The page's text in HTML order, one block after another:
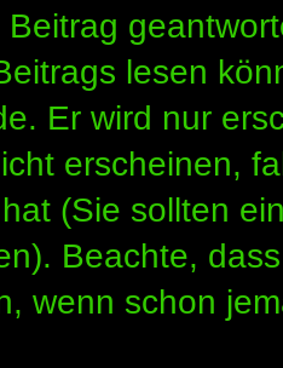
lesen
Er wird nur
erscheinen,
(Sie sollten
Beachte,
wenn schon